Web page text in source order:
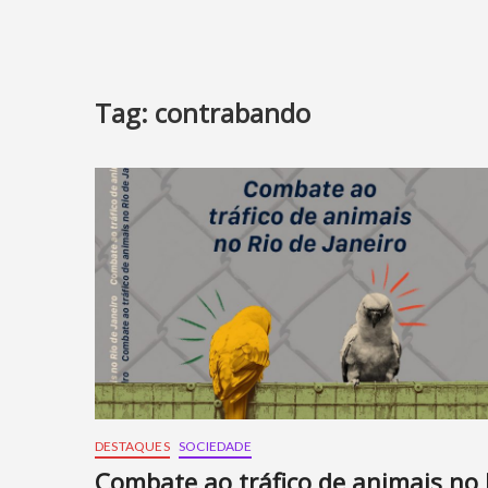
Tag: contrabando
DESTAQUES SOCIEDADE
Combate ao tráfico de animais no